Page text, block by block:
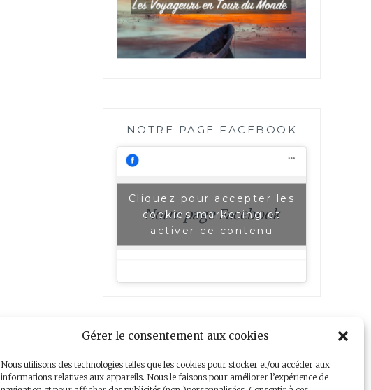
Gérer le consentement aux cookies
Nous utilisons des technologies telles que les cookies pour stocker et/ou accéder aux
informations relatives aux appareils. Nous le faisons pour améliorer l’expérience de
NOTRE PAGE FACEBOOK
Notre page Facebook
Cliquez pour accepter les
cookies marketing et
activer ce contenu